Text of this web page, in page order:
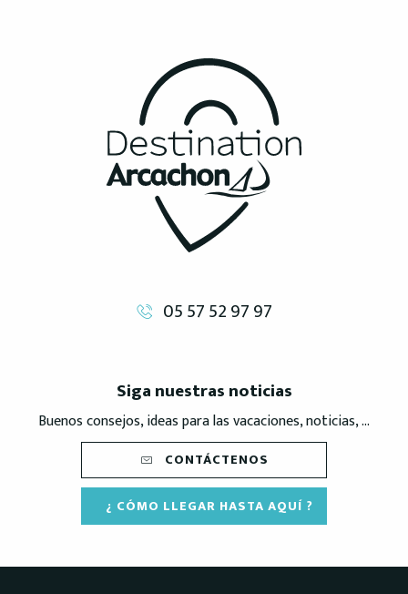
05 57 52 97 97
Siga nuestras noticias
Buenos consejos, ideas para las vacaciones, noticias, ...
CONTÁCTENOS
¿ CÓMO LLEGAR HASTA AQUÍ ?